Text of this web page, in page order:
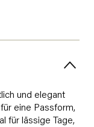
und elegant
eine Passform,
für lässige Tage,